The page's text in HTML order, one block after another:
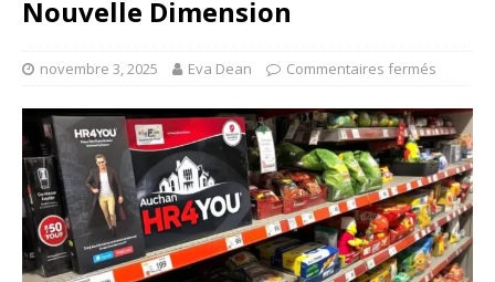
Nouvelle Dimension
novembre 3, 2025 Eva Dean Commentaires fermés